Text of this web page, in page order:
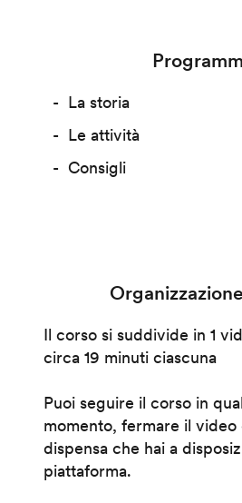
La storia
Le attività
Consigli
Il corso si suddivide in 1
circa 19 minuti ciascuna
Puoi seguire il corso in
momento, fermare il
dispensa che hai a
piattaforma.